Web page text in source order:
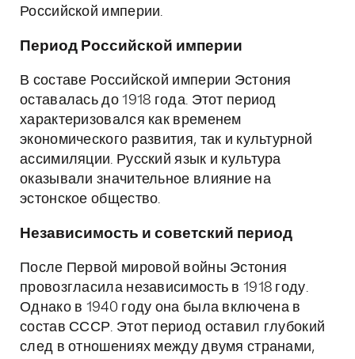
Российской империи.
Период Российской империи
В составе Российской империи Эстония
оставалась до 1918 года. Этот период
характеризовался как временем
экономического развития, так и культурной
ассимиляции. Русский язык и культура
оказывали значительное влияние на
эстонское общество.
Независимость и советский период
После Первой мировой войны Эстония
провозгласила независимость в 1918 году.
Однако в 1940 году она была включена в
состав СССР. Этот период оставил глубокий
след в отношениях между двумя странами,